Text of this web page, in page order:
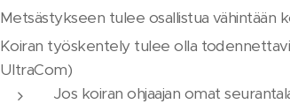
Metsästykseen tulee osallistua vähintään
Koiran työskentely tulee olla
UltraCom)
Jos koiran ohjaajan omat